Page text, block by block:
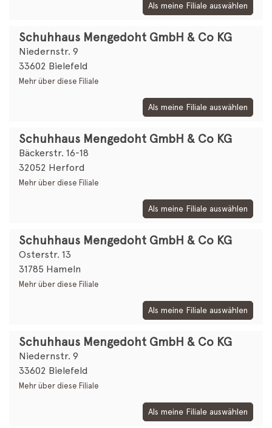
Als meine Filiale auswählen
Schuhhaus Mengedoht GmbH & Co KG
Niedernstr. 9
33602 Bielefeld
Mehr über diese Filiale
Als meine Filiale auswählen
Schuhhaus Mengedoht GmbH & Co KG
Bäckerstr. 16-18
32052 Herford
Mehr über diese Filiale
Als meine Filiale auswählen
Schuhhaus Mengedoht GmbH & Co KG
Osterstr. 13
31785 Hameln
Mehr über diese Filiale
Als meine Filiale auswählen
Schuhhaus Mengedoht GmbH & Co KG
Niedernstr. 9
33602 Bielefeld
Mehr über diese Filiale
Als meine Filiale auswählen